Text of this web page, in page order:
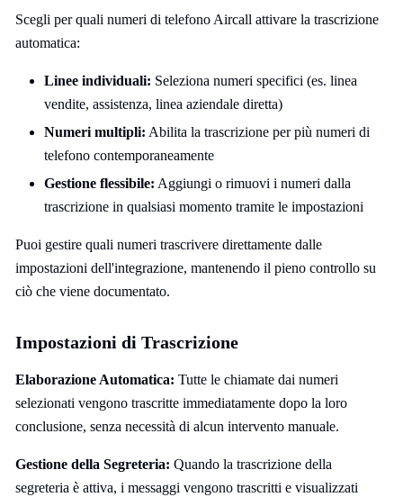
Scegli per quali numeri di telefono Aircall attivare la trascrizione
automatica:
Linee individuali: Seleziona numeri specifici (es. linea
vendite, assistenza, linea aziendale diretta)
Numeri multipli: Abilita la trascrizione per più numeri di
telefono contemporaneamente
Gestione flessibile: Aggiungi o rimuovi i numeri dalla
trascrizione in qualsiasi momento tramite le impostazioni
Puoi gestire quali numeri trascrivere direttamente dalle
impostazioni dell'integrazione, mantenendo il pieno controllo su
ciò che viene documentato.
Impostazioni di Trascrizione
Elaborazione Automatica: Tutte le chiamate dai numeri
selezionati vengono trascritte immediatamente dopo la loro
conclusione, senza necessità di alcun intervento manuale.
Gestione della Segreteria: Quando la trascrizione della
segreteria è attiva, i messaggi vengono trascritti e visualizzati